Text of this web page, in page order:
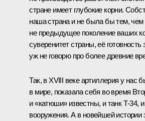
стране имеет глубокие корни.
наша страна и не была бы тем, чем
не предыдущее поколение ваших
суверенитет страны, её
уж не говорю про более древние
Так, в XVIII веке артиллерия у нас
в мире, показала себя во время
и «катюши» известны, и танк Т-34,
вооружения. А в новейшей истории